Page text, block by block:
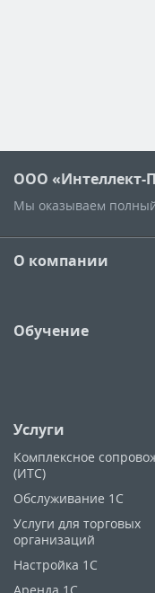
ООО «Интеллект-
Мы оказываем полный
О компании
Обучение
Услуги
Комплексное
(ИТС)
Обслуживание 1С
Услуги для торговых
организаций
Настройка 1С